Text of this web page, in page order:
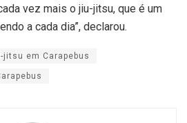
vez mais o jiu-jitsu, que é um
a cada dia”, declarou.
em Carapebus